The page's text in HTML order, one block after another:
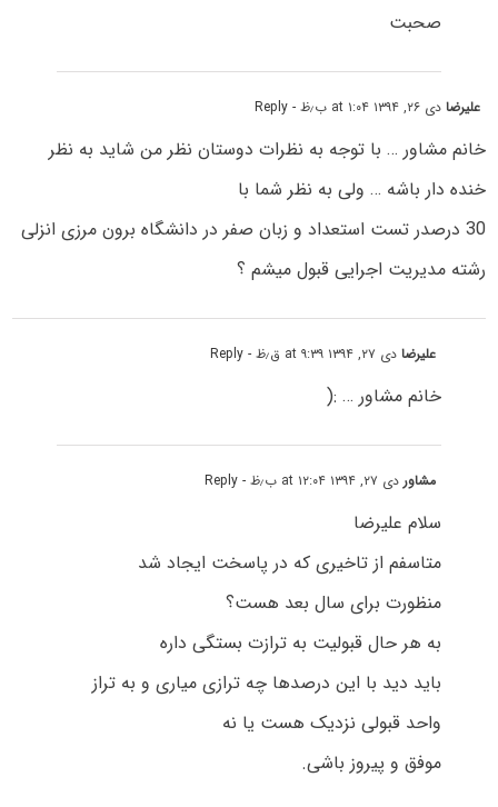
صحبت
علیرضادی ۲۶, ۱۳۹۴ at ۱:۰۴ ب٫ظ - Reply
خانم مشاور … با توجه به نظرات دوستان نظر من شاید به نظر
خنده دار باشه … ولی به نظر شما با
30 درصدر تست استعداد و زبان صفر در دانشگاه برون مرزی انزلی
رشته مدیریت اجرایی قبول میشم ؟
علیرضادی ۲۷, ۱۳۹۴ at ۹:۳۹ ق٫ظ - Reply
خانم مشاور … :(
مشاوردی ۲۷, ۱۳۹۴ at ۱۲:۰۴ ب٫ظ - Reply
سلام علیرضا
متاسفم از تاخیری که در پاسخت ایجاد شد
منظورت برای سال بعد هست؟
به هر حال قبولیت به ترازت بستگی داره
باید دید با این درصدها چه ترازی میاری و به تراز
واحد قبولی نزدیک هست یا نه
موفق و پیروز باشی.